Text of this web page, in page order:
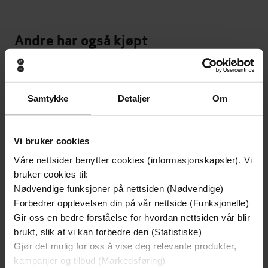
Samtykke Detaljer Om
Vi bruker cookies
Våre nettsider benytter cookies (informasjonskapsler). Vi
bruker cookies til:
Nødvendige funksjoner på nettsiden (Nødvendige)
Forbedrer opplevelsen din på vår nettside (Funksjonelle)
Gir oss en bedre forståelse for hvordan nettsiden vår blir
brukt, slik at vi kan forbedre den (Statistiske)
Gjør det mulig for oss å vise deg relevante produkter,
kampanjer og tilbud (Markedsføring)
Andre har også kjøpt
199,-
Premium